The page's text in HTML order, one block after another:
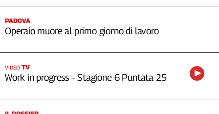
PADOVA
Operaio muore al primo giorno di lavoro
VIDEO TV
Work in progress – Stagione 6 Puntata 25